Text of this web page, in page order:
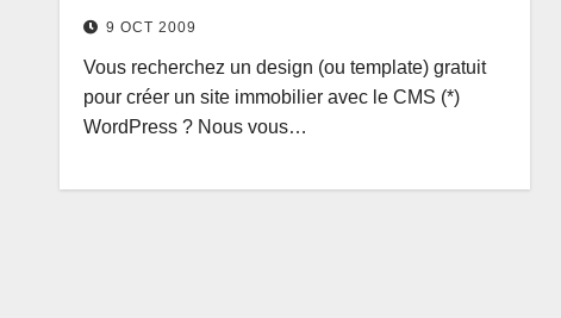
9 OCT 2009
Vous recherchez un design (ou template) gratuit
pour créer un site immobilier avec le CMS (*)
WordPress ? Nous vous…